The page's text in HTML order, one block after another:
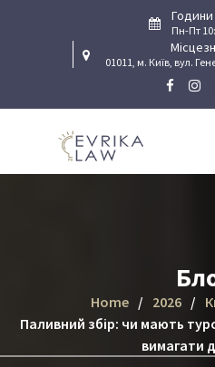
Пн-Пт
01011, м. Київ, вул.
Home 2026
Паливний збір: чи мають
вимагати